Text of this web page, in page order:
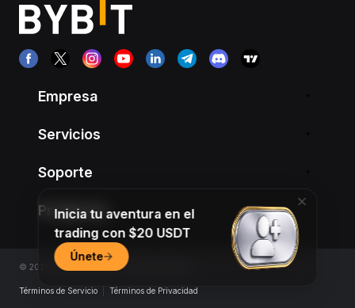
Empresa
Servicios
Soporte
Productos
© 2018-2026 Bybit.com. All rights reserved.
Términos de Servicio Términos de Privacidad
Inicia tu aventura en el
trading con $20 USDT
Únete